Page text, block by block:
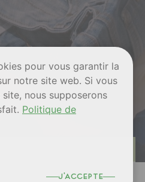
pour vous garantir la
notre site web. Si vous
nous supposerons
Politique de
j'accepte